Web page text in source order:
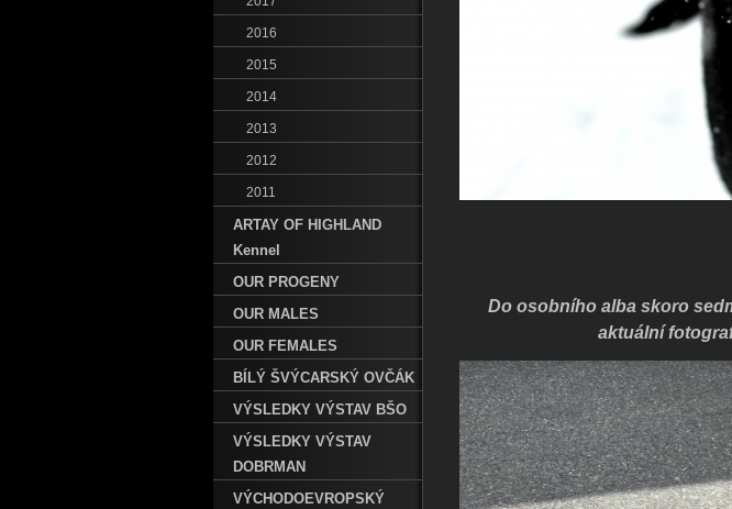
Do osobního alba skoro
aktuální
2016
2015
2014
2013
2012
2011
ARTAY OF HIGHLAND
Kennel
OUR PROGENY
OUR MALES
OUR FEMALES
BÍLÝ ŠVÝCARSKÝ OVČÁK
VÝSLEDKY VÝSTAV BŠO
VÝSLEDKY VÝSTAV
DOBRMAN
VÝCHODOEVROPSKÝ